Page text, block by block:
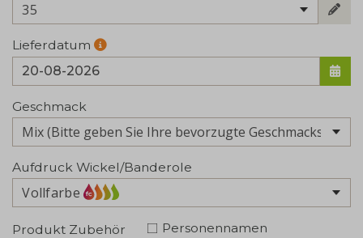
35
Lieferdatum
Geschmack
Aufdruck Wickel/Banderole
Vollfarbe
Produkt Zubehör
Personennamen